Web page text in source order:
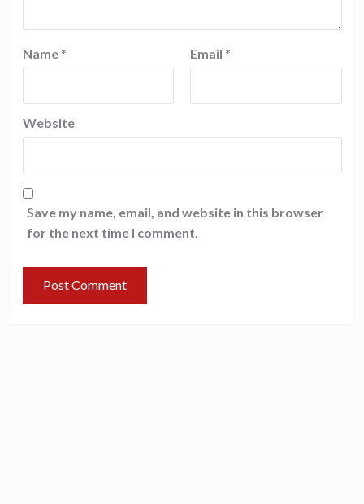
Name * Email *
Website
Save my name, email, and website in this browser
for the next time I comment.